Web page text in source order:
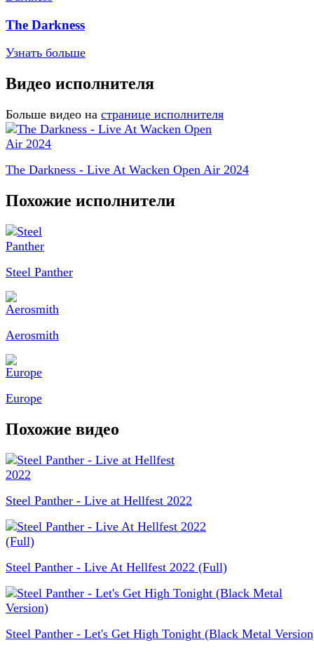
The Darkness
Узнать больше
Видео исполнителя
Больше видео на странице исполнителя
The Darkness - Live At Wacken Open Air 2024
Похожие исполнители
Steel Panther
Aerosmith
Europe
Похожие видео
Steel Panther - Live at Hellfest 2022
Steel Panther - Live At Hellfest 2022 (Full)
Steel Panther - Let's Get High Tonight (Black Metal